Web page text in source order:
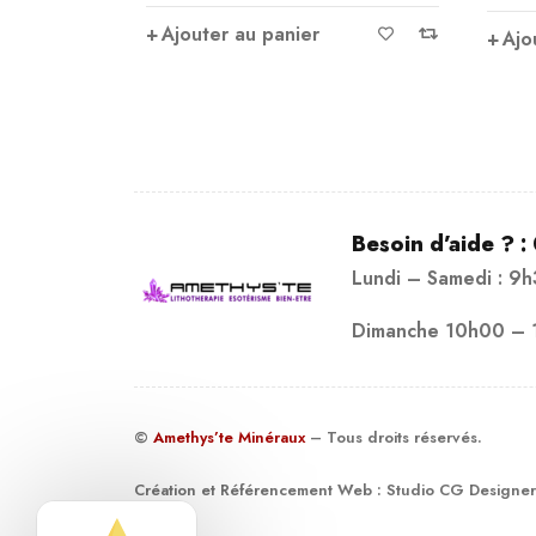
sur
5 Ajouter au panier
Besoin d’aide ? :
Lundi – Samedi :
Dimanche 10h00
© Amethys’te Minéraux – Tous droits réservés.
Création et Référencement Web : Studio CG Designer